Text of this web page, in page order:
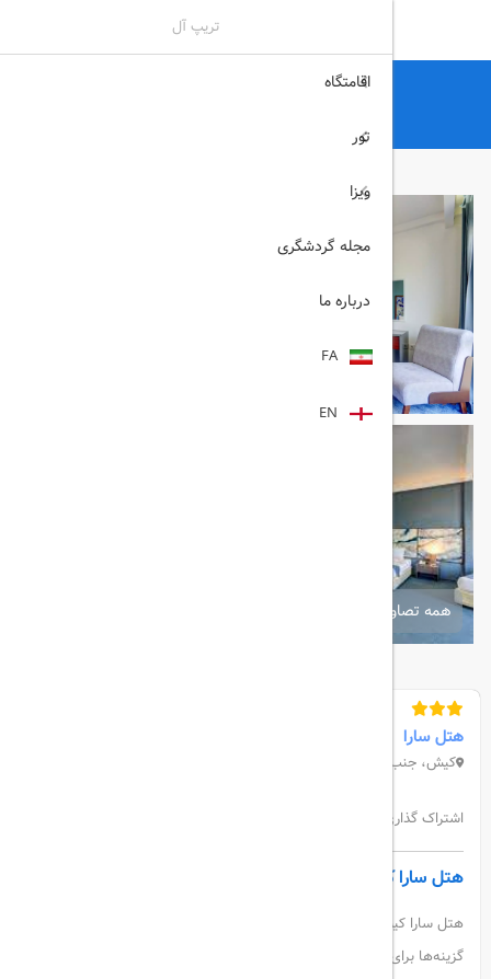
تریپ آل
همه تصاویر
هتل سارا
کیش، جنب بازار پردیسان، خیابان رودکی
اشتراک گذاری:
هتل سارا کیش
هتل سارا کیش، واقع در قلب جزیره زیبا و گردشگری کیش، یکی از بهترین
گزینه‌ها برای مسافران است. این هتل با امکانات مدرن و خدمات باکیفیت،
تریپ آل
اقامتگاه
تور
ویزا
مجله گردشگری
درباره ما
FA
EN